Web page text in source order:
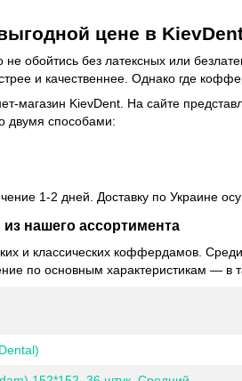
цене в
не обойтись без латексных или
и качественнее. Однако где
магазин KievDent. На сайте
двумя способами:
1-2 дней. Доставку по Украине
нашего ассортимента
и классических коффердамов.
по основным характеристикам — в